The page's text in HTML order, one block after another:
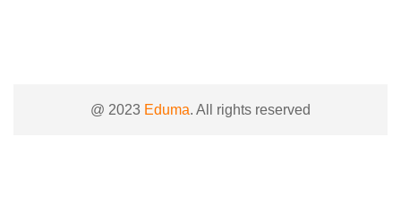
@ 2023 Eduma. All rights reserved